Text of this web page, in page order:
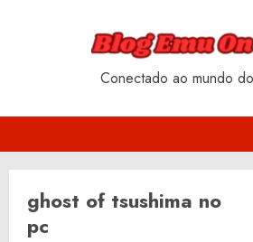
Conectado ao mundo
ghost of tsushima no
pc